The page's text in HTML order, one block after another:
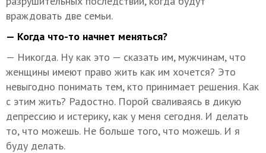
враждовать две семьи.
— Когда что-то начнет меняться?
— Никогда. Ну как это — сказать им, мужчинам, что
женщины имеют право жить как им хочется? Это
невыгодно понимать тем, кто принимает решения. Как
с этим жить? Радостно. Порой сваливаясь в дикую
депрессию и истерику, как у меня сегодня. И делать
то, что можешь. Не больше того, что можешь. И я
буду делать.